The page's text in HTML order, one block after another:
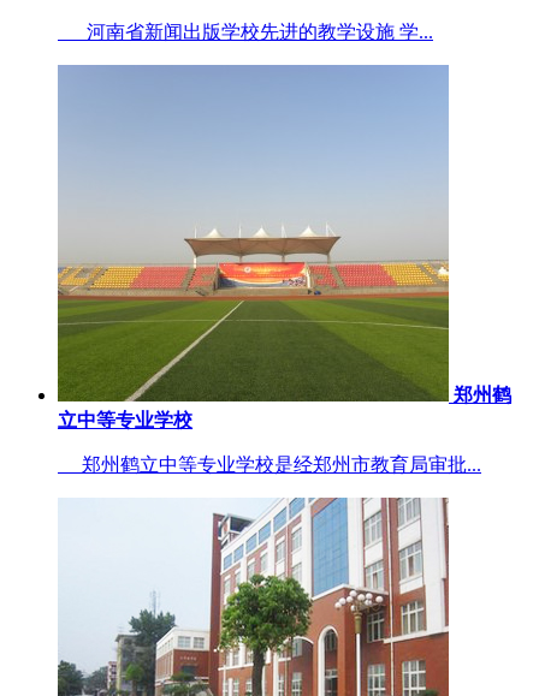
河南省新闻出版学校先进的教学设施 学...
郑州鹤
立中等专业学校
郑州鹤立中等专业学校是经郑州市教育局审批...